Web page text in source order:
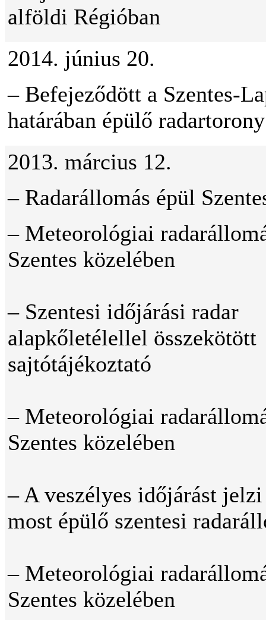
alföldi Régióban
2014. június 20.
– Befejeződött a Szentes-
határában épülő
2013. március 12.
– Radarállomás épül
– Meteorológiai
Szentes közelében
– Szentesi időjárási radar
alapkőletélellel összekötött
sajtótájékoztató
– Meteorológiai
Szentes közelében
– A veszélyes időjárást
most épülő szentesi
– Meteorológiai
Szentes közelében